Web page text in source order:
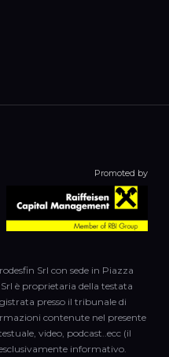
Promoted by
Srl con sede in Piazza
è proprietaria della testata
presso il tribunale di
contenute nel presente
video, podcast..ecc (il
informativo.